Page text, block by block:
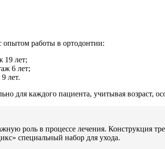
опытом работы в ортодонтии:
19 лет;
6 лет;
лет.
для каждого пациента, учитывая возраст,
роль в процессе лечения. Конструкция
специальный набор для ухода.